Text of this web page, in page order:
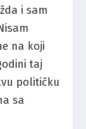
i sam
na koji
taj
političku
sa